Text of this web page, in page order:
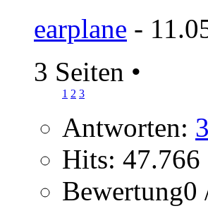
earplane -
3 Seiten •
1 2 3
Antworten:
Hits: 47.766
Bewertung0